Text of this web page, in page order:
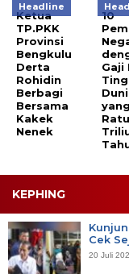
Headline
Ketua
TP.PKK
Provinsi
Bengkulu
Derta
Rohidin
Berbagi
Bersama
Kakek
Nenek
10
Gaji
yang
KEPHING
Cek
20 Juli